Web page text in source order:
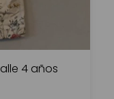
4 años